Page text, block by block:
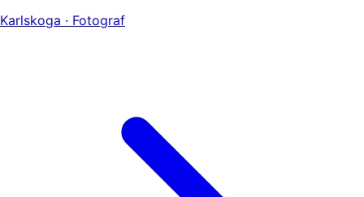
Karlskoga · Fotograf